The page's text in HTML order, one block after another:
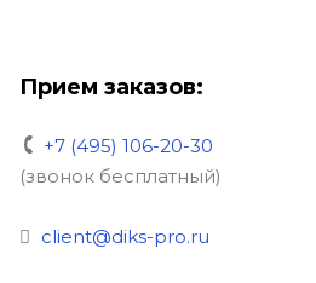
Прием заказов:
+7 (495) 106-20-30
(звонок бесплатный)
client@diks-pro.ru